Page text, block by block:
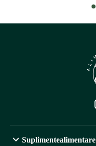
Suplimentealimentare